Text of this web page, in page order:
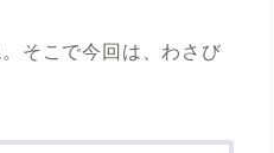
そこで今回は、わさび